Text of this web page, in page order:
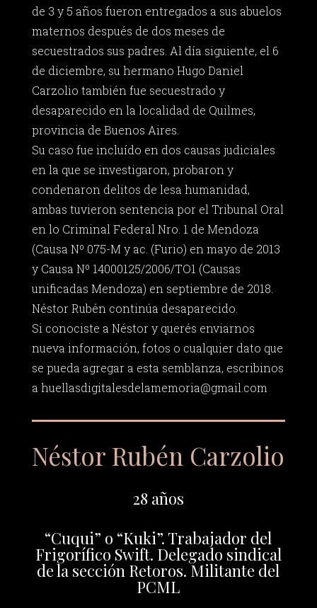
de 3 y 5 años fueron entregados a sus abuelos
maternos después de dos meses de
secuestrados sus padres. Al día siguiente, el 6
de diciembre, su hermano Hugo Daniel
Carzolio también fue secuestrado y
desaparecido en la localidad de Quilmes,
provincia de Buenos Aires.
Su caso fue incluído en dos causas judiciales
en la que se investigaron, probaron y
condenaron delitos de lesa humanidad,
ambas tuvieron sentencia por el Tribunal Oral
en lo Criminal Federal Nro. 1 de Mendoza
(Causa Nº 075-M y ac. (Furio) en mayo de 2013
y Causa Nº 14000125/2006/TO1 (Causas
unificadas Mendoza) en septiembre de 2018.
Néstor Rubén continúa desaparecido.
Si conociste a Néstor y querés enviarnos
nueva información, fotos o cualquier dato que
se pueda agregar a esta semblanza, escribinos
a huellasdigitalesdelamemoria@gmail.com
Néstor Rubén Carzolio
28 años
“Cuqui” o “Kuki”. Trabajador del
Frigorífico Swift. Delegado sindical
de la sección Retoros. Militante del
PCML